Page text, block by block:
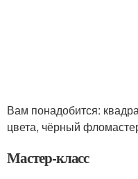
Вам понадобится:
цвета, чёрный
Мастер-класс